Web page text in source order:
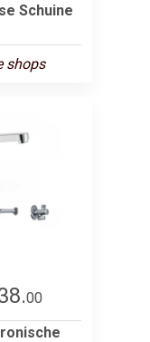
Schuine
shops
00